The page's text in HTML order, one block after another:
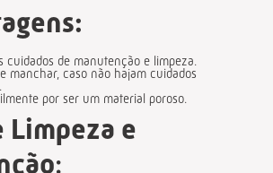
cuidados de manutenção e limpeza.
manchar, caso não hajam cuidados
por ser um material poroso.
Limpeza e
: